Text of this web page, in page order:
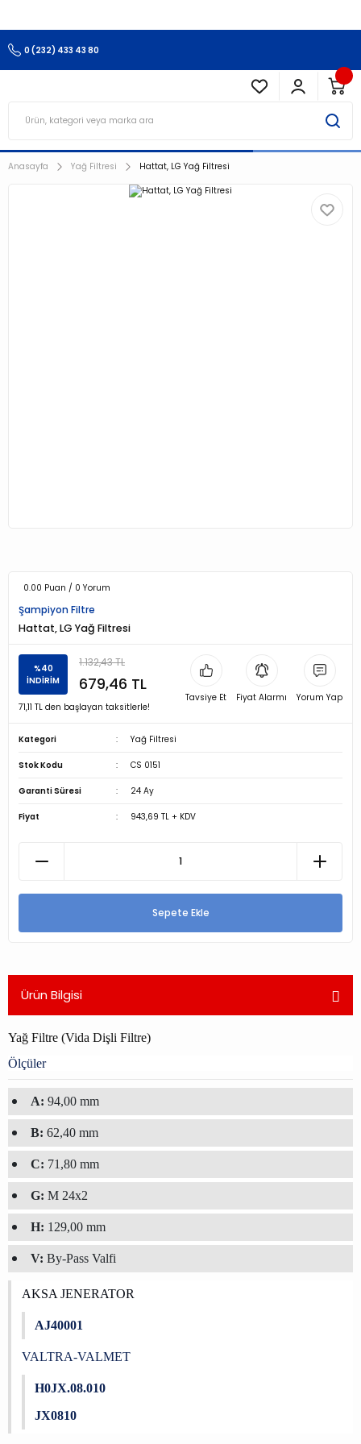
0 (232) 433 43 80
Anasayfa Yağ Filtresi Hattat, LG Yağ Filtresi
0.00 Puan / 0 Yorum
Şampiyon Filtre
Hattat, LG Yağ Filtresi
%40
İNDİRİM
1.132,43 TL
679,46 TL
71,11 TL den başlayan taksitlerle!
Tavsiye Et Fiyat Alarmı Yorum Yap
Kategori Yağ Filtresi
Stok Kodu CS 0151
Garanti Süresi 24 Ay
Fiyat 943,69 TL + KDV
Sepete Ekle
Ürün Bilgisi
Yağ Filtre (Vida Dişli Filtre)
Ölçüler
A: 94,00 mm
B: 62,40 mm
C: 71,80 mm
G: M 24x2
H: 129,00 mm
V: By-Pass Valfi
AKSA JENERATOR
AJ40001
VALTRA-VALMET
H0JX.08.010
JX0810